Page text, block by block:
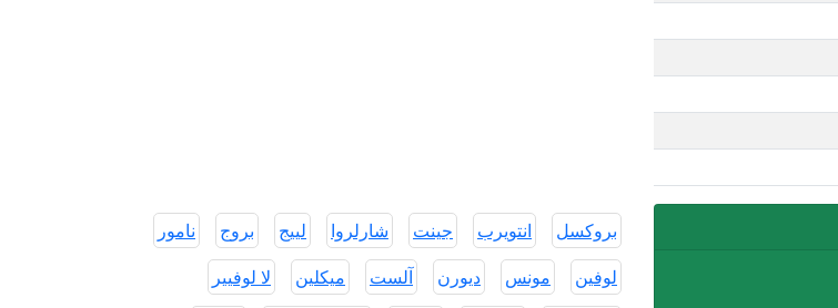
بروكسل انتويرب جينت شارلروا لييج بروج
نامور
لوفين
مونس ديورن آلست ميكلين
لا لوفيير